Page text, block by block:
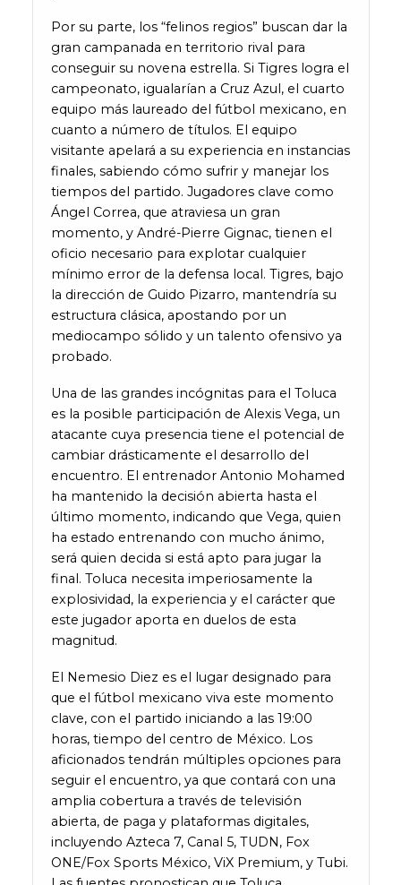
Por su parte, los “felinos regios” buscan dar la
gran campanada en territorio rival para
conseguir su novena estrella. Si Tigres logra el
campeonato, igualarían a Cruz Azul, el cuarto
equipo más laureado del fútbol mexicano, en
cuanto a número de títulos. El equipo
visitante apelará a su experiencia en instancias
finales, sabiendo cómo sufrir y manejar los
tiempos del partido. Jugadores clave como
Ángel Correa, que atraviesa un gran
momento, y André-Pierre Gignac, tienen el
oficio necesario para explotar cualquier
mínimo error de la defensa local. Tigres, bajo
la dirección de Guido Pizarro, mantendría su
estructura clásica, apostando por un
mediocampo sólido y un talento ofensivo ya
probado.
Una de las grandes incógnitas para el Toluca
es la posible participación de Alexis Vega, un
atacante cuya presencia tiene el potencial de
cambiar drásticamente el desarrollo del
encuentro. El entrenador Antonio Mohamed
ha mantenido la decisión abierta hasta el
último momento, indicando que Vega, quien
ha estado entrenando con mucho ánimo,
será quien decida si está apto para jugar la
final. Toluca necesita imperiosamente la
explosividad, la experiencia y el carácter que
este jugador aporta en duelos de esta
magnitud.
El Nemesio Diez es el lugar designado para
que el fútbol mexicano viva este momento
clave, con el partido iniciando a las 19:00
horas, tiempo del centro de México. Los
aficionados tendrán múltiples opciones para
seguir el encuentro, ya que contará con una
amplia cobertura a través de televisión
abierta, de paga y plataformas digitales,
incluyendo Azteca 7, Canal 5, TUDN, Fox
ONE/Fox Sports México, ViX Premium, y Tubi.